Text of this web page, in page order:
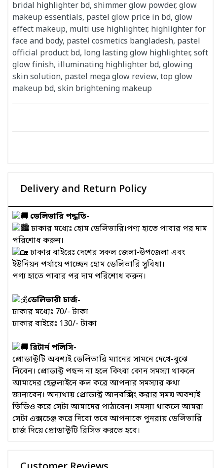
bridal highlighter bd, shimmer glow powder, glow
makeup essentials, pastel glow price in bd, glow
effect makeup, multi use highlighter, highlighter for
face and body, pastel cosmetics bangladesh, pastel
official product bd, long lasting glow highlighter, soft
glow finish, illuminating highlighter bd, glowing
skin solution, pastel mega glow review, top glow
makeup bd, skin brightening makeup
Delivery and Return Policy
ডেলিভারি পদ্ধতি-
ঢাকার মধ্যেঃ হোম ডেলিভারি।পণ্য হাতে পাবার পর দাম
পরিশোধ করুন।
ঢাকার বাইরেঃ দেশের সকল জেলা-উপজেলা এবং
ইউনিয়ন পর্যায়ে পাচ্ছেন হোম ডেলিভারি সুবিধা।
পণ্য হাতে পাবার পর দাম পরিশোধ করুন।
ডেলিভারী চার্জ-
ঢাকার মধ্যেঃ 70/- টাকা
ঢাকার বাইরেঃ 130/- টাকা
রিটার্ন পলিসি-
প্রোডাক্টটি অবশ্যই ডেলিভারি ম্যানের সামনে দেখে-বুঝে
নিবেন। প্রোডাক্ট পছন্দ না হলে কিংবা কোন সমস্যা থাকলে
আমাদের হেল্পলাইনে কল করে আপনার সমস্যার কথা
জানাবেন। অন্যথায় প্রোডাক্ট আনবক্সিং করার সময় অবশ্যই
ভিডিও করে সেটা আমাদের পাঠাবেন। সমস্যা থাকলে আমরা
সেটা এক্সচেঞ্জ করে দিবো তবে আপনাকে পুনরায় ডেলিভারি
চার্জ দিয়ে প্রোডাক্টটি রিসিভ করতে হবে।